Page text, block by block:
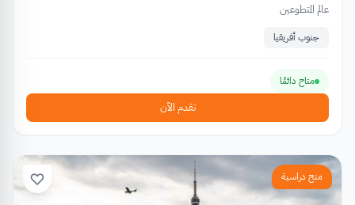
عالم المتطوعين
جنوب أفريقيا
متاح دائمًا
تقدم الآن
منح دراسية